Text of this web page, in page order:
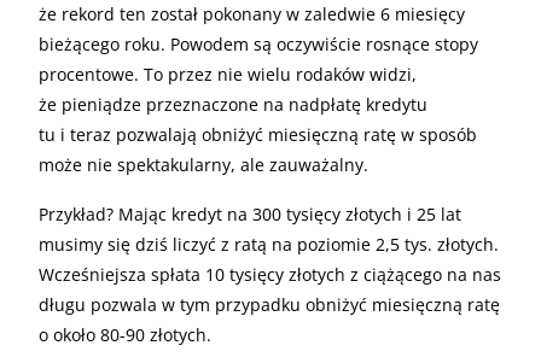
że rekord ten został pokonany w zaledwie 6 miesięcy
bieżącego roku. Powodem są oczywiście rosnące stopy
procentowe. To przez nie wielu rodaków widzi,
że pieniądze przeznaczone na nadpłatę kredytu
tu i teraz pozwalają obniżyć miesięczną ratę w sposób
może nie spektakularny, ale zauważalny.
Przykład? Mając kredyt na 300 tysięcy złotych i 25 lat
musimy się dziś liczyć z ratą na poziomie 2,5 tys. złotych.
Wcześniejsza spłata 10 tysięcy złotych z ciążącego na nas
długu pozwala w tym przypadku obniżyć miesięczną ratę
o około 80-90 złotych.